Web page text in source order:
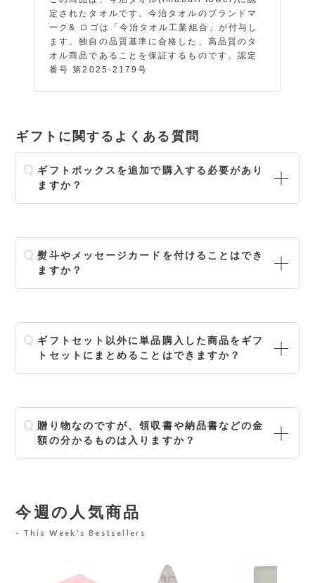
定されたタオルです。今治タオルのブランドマ
ーク& ロゴは「今治タオル工業組合」が付与し
ます。独自の品質基準に合格した、高品質のタ
オル商品であることを保証するものです。認定
番号 第2025-2179号
ギフトに関するよくある質問
ギフトボックスを追加で購入する必要があり
ますか？
熨斗やメッセージカードを付けることはでき
ますか？
ギフトセット以外に単品購入した商品をギフ
トセットにまとめることはできますか？
贈り物なのですが、領収書や納品書などの金
額の分かるものは入りますか？
今週の人気商品
This Week's Bestsellers